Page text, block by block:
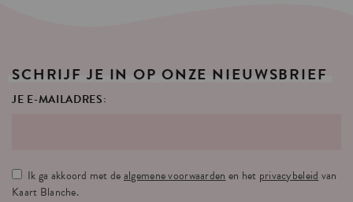
SCHRIJF JE IN OP ONZE NIEUWSBRIEF
JE E-MAILADRES:
Ik ga akkoord met dealgemene voorwaarden en het privacybeleid van
Kaart Blanche.